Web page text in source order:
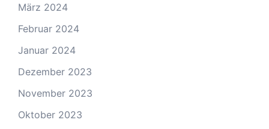
März 2024
Februar 2024
Januar 2024
Dezember 2023
November 2023
Oktober 2023